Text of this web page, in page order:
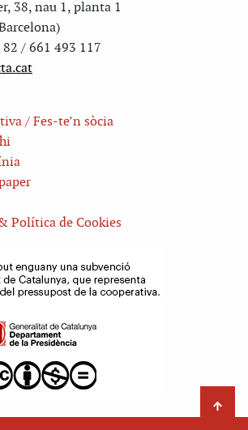
38, nau 1, planta 1
/ 661 493 117
/ Fes-te’n sòcia
Política de Cookies